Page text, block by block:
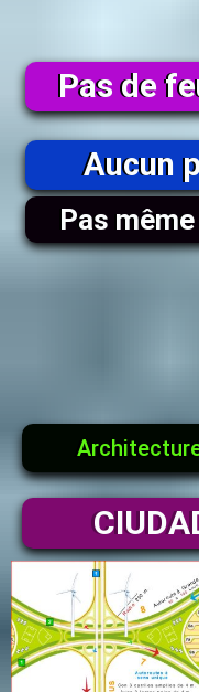
Pas de
Aucun
Pas